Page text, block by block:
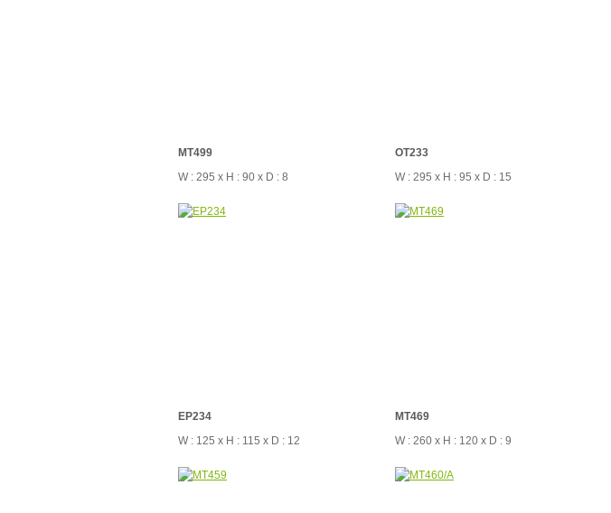
MT499
W : 295 x H : 90 x D : 8
OT233
W : 295 x H : 95 x D : 15
EP234
W : 125 x H : 115 x D : 12
MT469
W : 260 x H : 120 x D : 9